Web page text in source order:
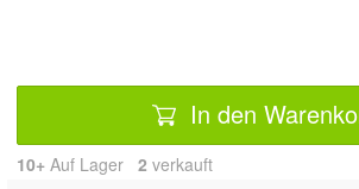
In den
10+ Auf Lager 2 verkauft